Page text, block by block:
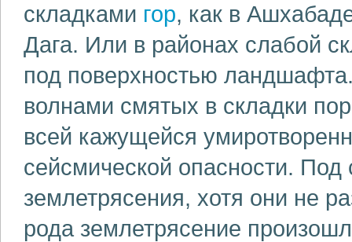
складками гор, как в
Дага. Или в районах слабой
под поверхностью
волнами смятых в складки
всей кажущейся
сейсмической опасности.
землетрясения, хотя они не
рода землетрясение